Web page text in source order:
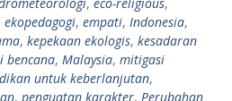
ekopedagogi, empati, Indonesia,
, kepekaan ekologis, kesadaran
bencana, Malaysia, mitigasi
untuk keberlanjutan,
, penguatan karakter, Perubahan